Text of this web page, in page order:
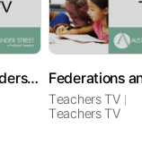
Combining Leadership and Teaching
Teachers TV
Teachers TV